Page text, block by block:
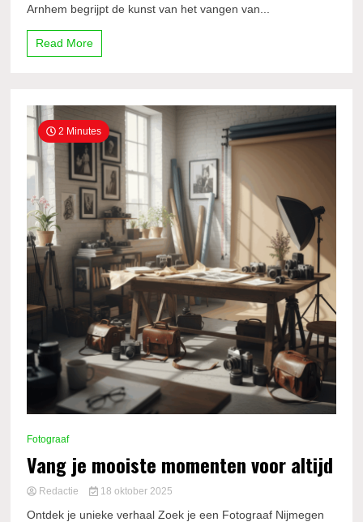
Arnhem begrijpt de kunst van het vangen van...
Read More
2 Minutes
Fotograaf
Vang je mooiste momenten voor altijd
Redactie 18 oktober 2025
Ontdek je unieke verhaal Zoek je een Fotograaf Nijmegen